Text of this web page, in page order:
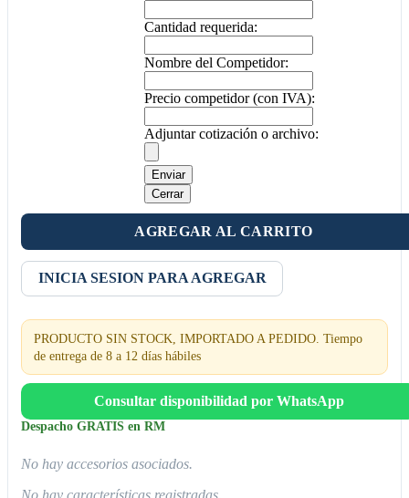
Cantidad requerida:
Nombre del Competidor:
Precio competidor (con IVA):
Adjuntar cotización o archivo:
Enviar
Cerrar
AGREGAR AL CARRITO
INICIA SESION PARA AGREGAR
PRODUCTO SIN STOCK, IMPORTADO A PEDIDO. Tiempo
de entrega de 8 a 12 días hábiles
Consultar disponibilidad por WhatsApp
Despacho GRATIS en RM
No hay accesorios asociados.